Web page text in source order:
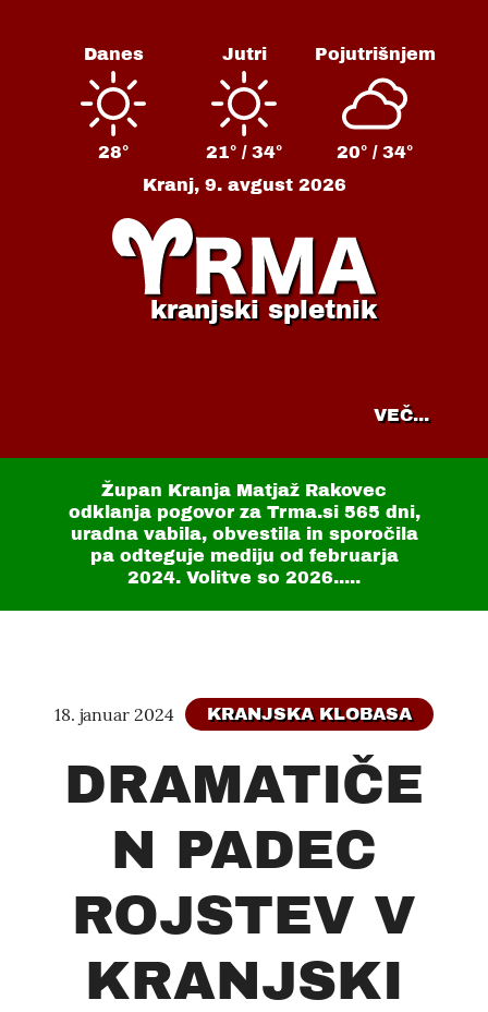
Danes
28°
Jutri
21° / 34°
Pojutrišnjem
20° / 34°
Kranj, 9. avgust 2026
kranjski spletnik
VEČ...
Župan Kranja Matjaž Rakovec
odklanja pogovor za Trma.si 565 dni,
uradna vabila, obvestila in sporočila
pa odteguje mediju od februarja
2024. Volitve so 2026.....
18. januar 2024 KRANJSKA KLOBASA
DRAMATIČE
N PADEC
ROJSTEV V
KRANJSKI